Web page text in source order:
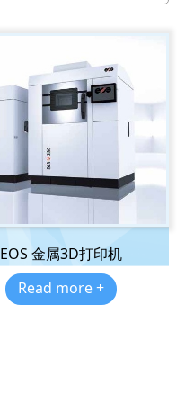
EOS 金属3D打印机
Read more +